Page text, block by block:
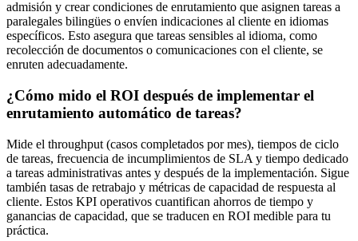
admisión y crear condiciones de enrutamiento que asignen tareas a
paralegales bilingües o envíen indicaciones al cliente en idiomas
específicos. Esto asegura que tareas sensibles al idioma, como
recolección de documentos o comunicaciones con el cliente, se
enruten adecuadamente.
¿Cómo mido el ROI después de implementar el
enrutamiento automático de tareas?
Mide el throughput (casos completados por mes), tiempos de ciclo
de tareas, frecuencia de incumplimientos de SLA y tiempo dedicado
a tareas administrativas antes y después de la implementación. Sigue
también tasas de retrabajo y métricas de capacidad de respuesta al
cliente. Estos KPI operativos cuantifican ahorros de tiempo y
ganancias de capacidad, que se traducen en ROI medible para tu
práctica.